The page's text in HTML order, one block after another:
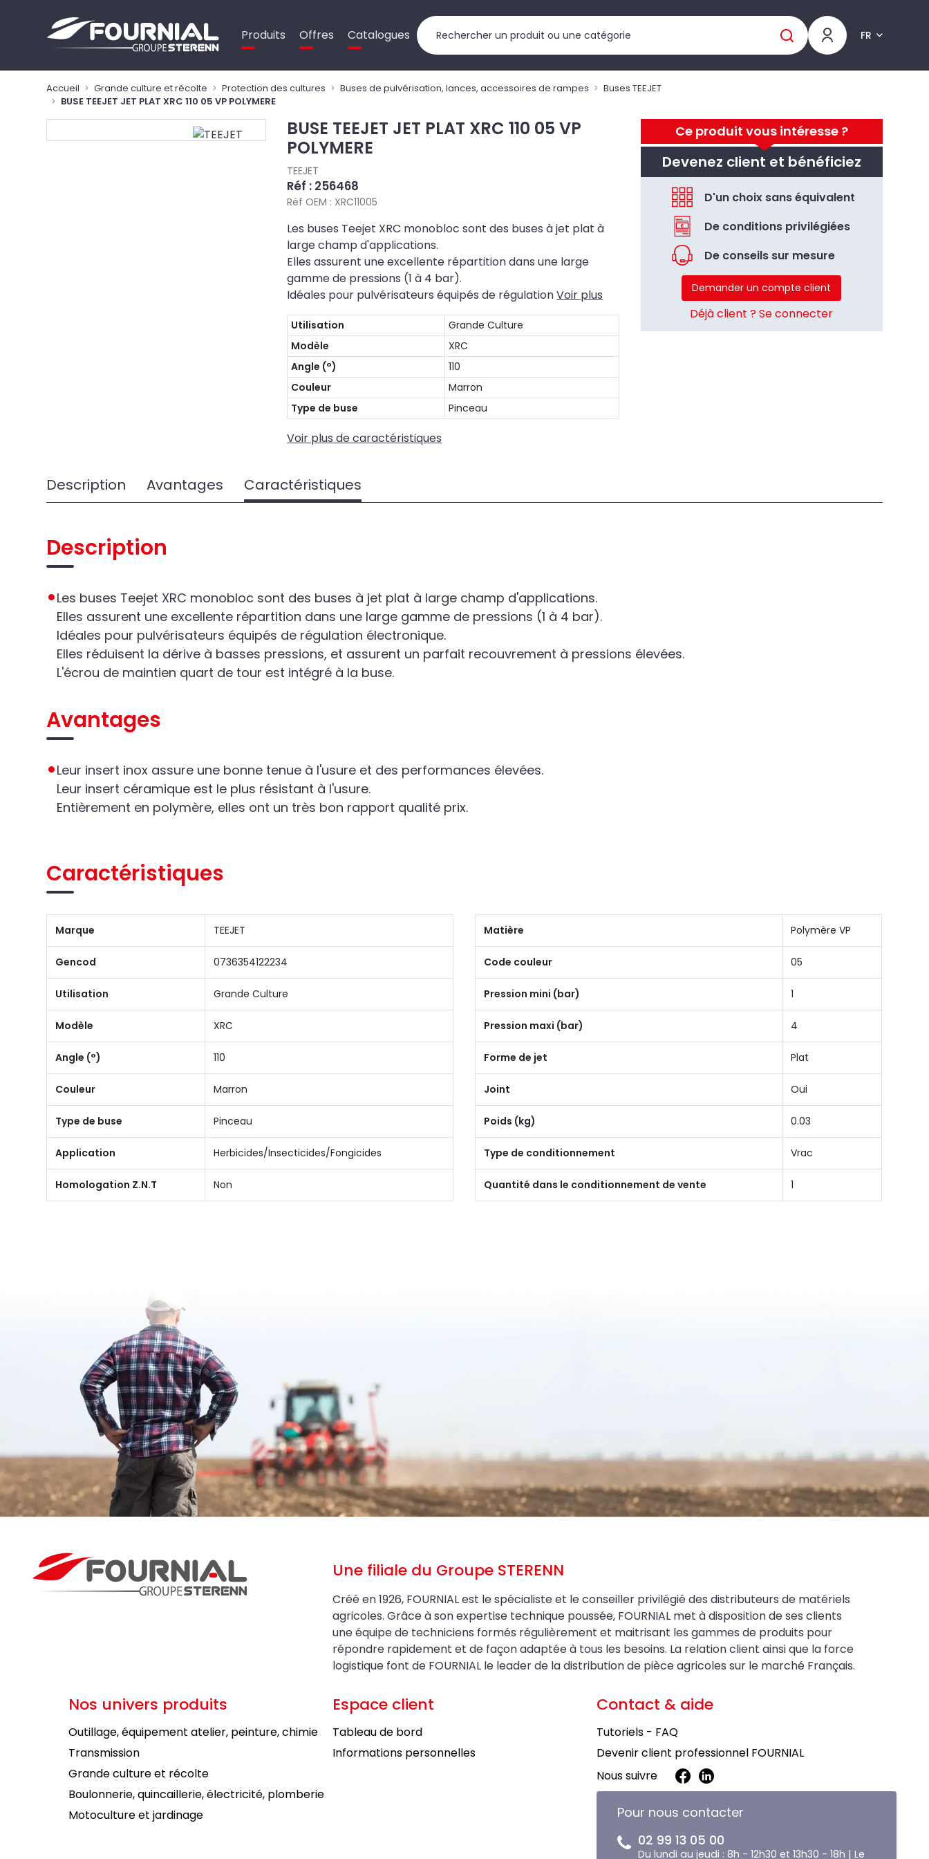
Produits Offres Catalogues FR
Accueil Grande culture et récolte Protection des cultures Buses de pulvérisation, lances, accessoires de rampes
Buses TEEJET
BUSE TEEJET JET PLAT XRC 110 05 VP POLYMERE
Ce produit vous intéresse ?
Devenez client et bénéficiez
D'un choix sans équivalent
De conditions privilégiées
De conseils sur mesure
Demander un compte client
Déjà client ? Se connecter
BUSE TEEJET JET PLAT XRC 110 05 VP
POLYMERE
TEEJET
Réf : 256468
Réf OEM : XRC11005
Les buses Teejet XRC monobloc sont des buses à jet plat à
large champ d'applications.
Elles assurent une excellente répartition dans une large
gamme de pressions (1 à 4 bar).
Idéales pour pulvérisateurs équipés de régulationVoir plus
Utilisation
Grande Culture
Modèle
XRC
Angle (°)
110
Couleur
Marron
Type de buse
Pinceau
Voir plus de caractéristiques
Description Avantages Caractéristiques
Description
Les buses Teejet XRC monobloc sont des buses à jet plat à large champ d'applications.
Elles assurent une excellente répartition dans une large gamme de pressions (1 à 4 bar).
Idéales pour pulvérisateurs équipés de régulation électronique.
Elles réduisent la dérive à basses pressions, et assurent un parfait recouvrement à pressions élevées.
L'écrou de maintien quart de tour est intégré à la buse.
Avantages
Leur insert inox assure une bonne tenue à l'usure et des performances élevées.
Leur insert céramique est le plus résistant à l'usure.
Entièrement en polymère, elles ont un très bon rapport qualité prix.
Caractéristiques
Marque TEEJET
Gencod 0736354122234
Utilisation Grande Culture
Modèle XRC
Angle (°) 110
Couleur Marron
Type de buse Pinceau
Application Herbicides/Insecticides/Fongicides
Homologation Z.N.T Non
Matière Polymère VP
Code couleur 05
Pression mini (bar) 1
Pression maxi (bar) 4
Forme de jet Plat
Joint Oui
Poids (kg) 0.03
Type de conditionnement Vrac
Quantité dans le conditionnement de vente 1
Une filiale du Groupe STERENN
Créé en 1926, FOURNIAL est le spécialiste et le conseiller privilégié des distributeurs de matériels
agricoles. Grâce à son expertise technique poussée, FOURNIAL met à disposition de ses clients
une équipe de techniciens formés régulièrement et maitrisant les gammes de produits pour
répondre rapidement et de façon adaptée à tous les besoins. La relation client ainsi que la force
logistique font de FOURNIAL le leader de la distribution de pièce agricoles sur le marché Français.
Nos univers produits
Outillage, équipement atelier, peinture, chimie
Transmission
Grande culture et récolte
Boulonnerie, quincaillerie, électricité, plomberie
Motoculture et jardinage
Espace client
Tableau de bord
Informations personnelles
Contact & aide
Tutoriels - FAQ
Devenir client professionnel FOURNIAL
Nous suivre
Pour nous contacter
02 99 13 05 00
Du lundi au jeudi : 8h - 12h30 et 13h30 - 18h | Le